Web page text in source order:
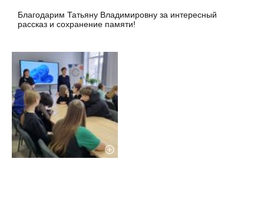
Благодарим Татьяну Владимировну за интересный
рассказ и сохранение памяти!